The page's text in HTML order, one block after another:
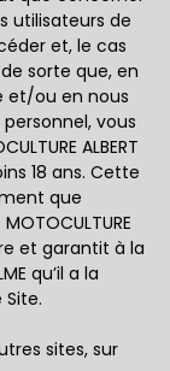
utilisateurs de
et, le cas
sorte que, en
et/ou en nous
vous
ALBERT
18 ans. Cette
que
et garantit à la
qu’il a la
sites, sur